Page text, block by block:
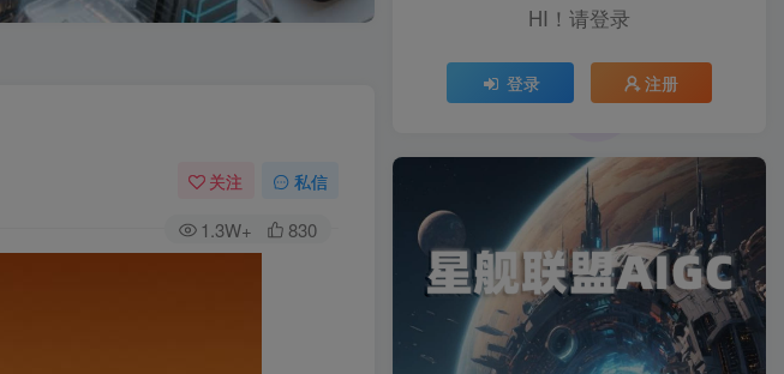
关注 私信
1.3W+ 830
HI！请登录
登录 注册